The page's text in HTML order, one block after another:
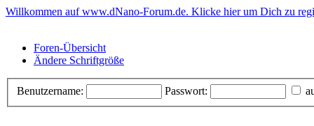
Willkommen auf www.dNano-Forum.de. Klicke hier um Dich zu
Foren-Übersicht
Ändere Schriftgröße
Benutzername: Passwort: